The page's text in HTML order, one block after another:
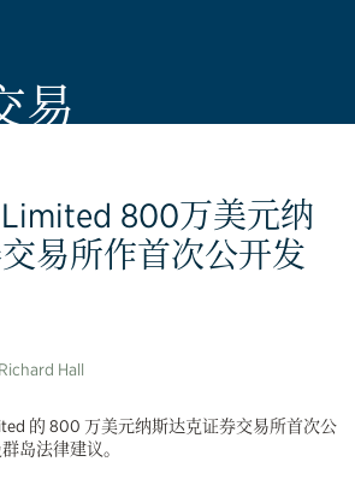
易
800万美元纳
易所作首次公开发
Hall
的 800 万美元纳斯达克证券交易所首次公
岛法律建议。